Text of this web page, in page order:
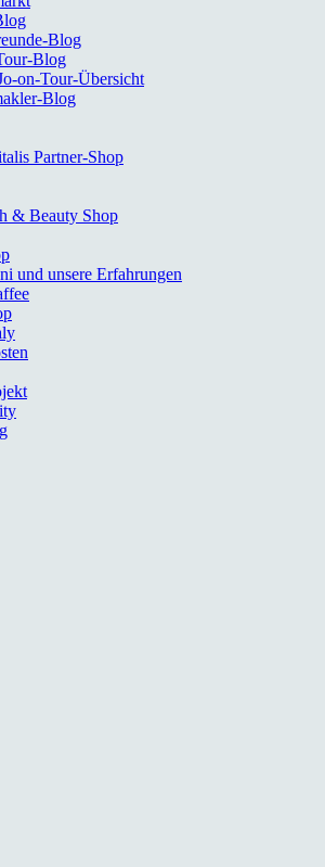
Blog
Blog
on-Tour-Übersicht
Blog
Partner-Shop
& Beauty Shop
und unsere Erfahrungen